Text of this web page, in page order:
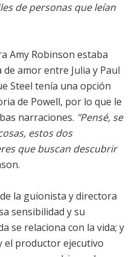
de personas que leían
Amy Robinson estaba
amor entre Julia y Paul
Steel tenía una opción
de Powell, por lo que le
narraciones. "Pensé, se
estos dos
que buscan descubrir
la guionista y directora
sensibilidad y su
se relaciona con la vida; y
el productor ejecutivo